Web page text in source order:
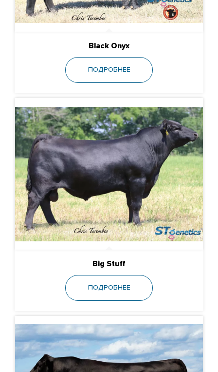
Black Onyx
ПОДРОБНЕЕ
Big Stuff
ПОДРОБНЕЕ